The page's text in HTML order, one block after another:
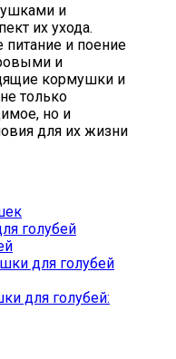
и
их ухода.
питание и поение
и
кормушки и
только
но и
для их жизни
голубей
для голубей
для голубей: